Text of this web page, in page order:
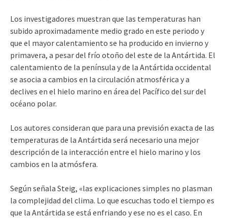
Los investigadores muestran que las temperaturas han
subido aproximadamente medio grado en este periodo y
que el mayor calentamiento se ha producido en invierno y
primavera, a pesar del frío otoño del este de la Antártida. El
calentamiento de la península y de la Antártida occidental
se asocia a cambios en la circulación atmosférica y a
declives en el hielo marino en área del Pacífico del sur del
océano polar.
Los autores consideran que para una previsión exacta de las
temperaturas de la Antártida será necesario una mejor
descripción de la interacción entre el hielo marino y los
cambios en la atmósfera.
Según señala Steig, «las explicaciones simples no plasman
la complejidad del clima. Lo que escuchas todo el tiempo es
que la Antártida se está enfriando y ese no es el caso. En